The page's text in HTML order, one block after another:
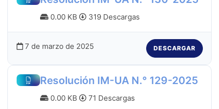
0.00 KB 319 Descargas
7 de marzo de 2025 DESCARGAR
Resolución IM-UA N.° 129-2025
0.00 KB 71 Descargas